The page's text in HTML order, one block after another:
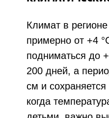
Климат в
примерно от +4
подниматься до
200 дней, а
см и
когда